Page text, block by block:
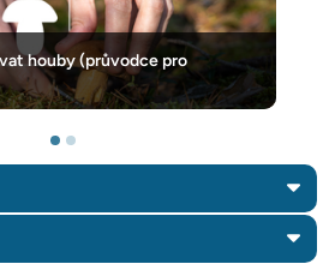
houby (průvodce pro